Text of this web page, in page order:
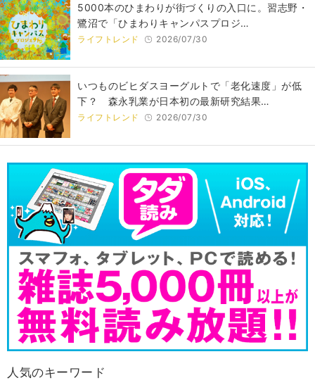
5000本のひまわりが街づくりの入口に。習志野・
鷺沼で「ひまわりキャンパスプロジ…
ライフトレンド 2026/07/30
いつものビヒダスヨーグルトで「老化速度」が低
下？ 森永乳業が日本初の最新研究結果…
ライフトレンド 2026/07/30
人気のキーワード